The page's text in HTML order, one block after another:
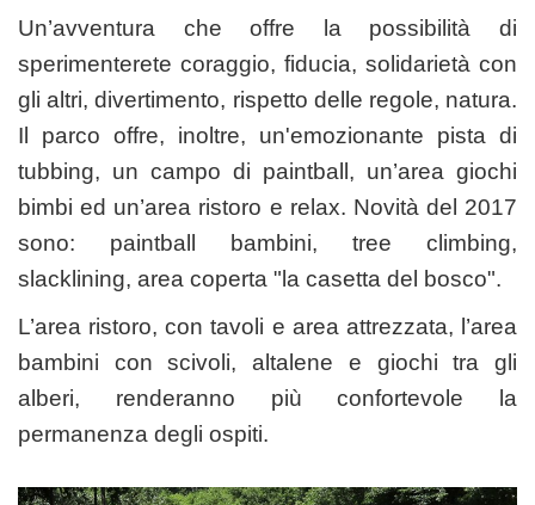
Un’avventura che offre la possibilità di
sperimenterete coraggio, fiducia, solidarietà con
gli altri, divertimento, rispetto delle regole, natura.
Il parco offre, inoltre, un'emozionante pista di
tubbing, un campo di paintball, un’area giochi
bimbi ed un’area ristoro e relax. Novità del 2017
sono: paintball bambini, tree climbing,
slacklining, area coperta "la casetta del bosco".
L’area ristoro, con tavoli e area attrezzata, l’area
bambini con scivoli, altalene e giochi tra gli
alberi, renderanno più confortevole la
permanenza degli ospiti.